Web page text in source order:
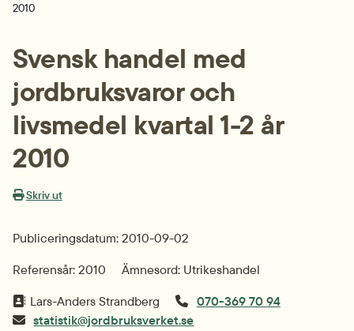
2010
Svensk handel med
jordbruksvaror och
livsmedel kvartal 1-2 år
2010
Skriv ut
Publiceringsdatum: 2010-09-02
Referensår: 2010
Ämnesord: Utrikeshandel
Lars-Anders Strandberg
070-369 70 94
statistik@jordbruksverket.se